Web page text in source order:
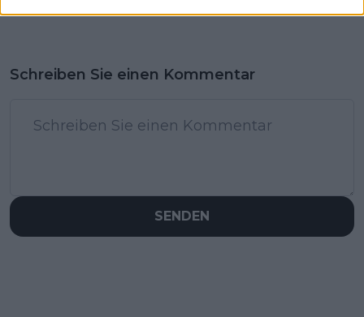
Schreiben Sie einen Kommentar
SENDEN